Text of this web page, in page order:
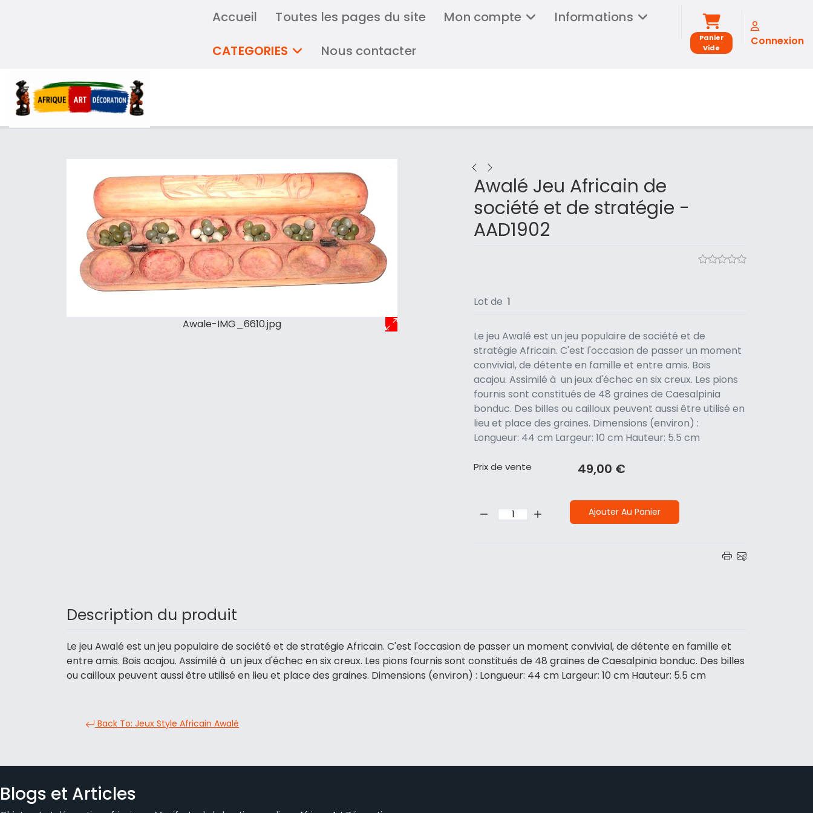
Accueil Toutes les pages du site Mon compte
Informations
CATEGORIES
Nous contacter
Panier
Vide
Connexion
Awale-IMG_6610.jpg
Awalé Jeu Africain de
société et de stratégie -
AAD1902
Lot de 1
Le jeu Awalé est un jeu populaire de société et de
stratégie Africain. C'est l'occasion de passer un moment
convivial, de détente en famille et entre amis. Bois
acajou. Assimilé à un jeux d'échec en six creux. Les pions
fournis sont constitués de 48 graines de Caesalpinia
bonduc. Des billes ou cailloux peuvent aussi être utilisé en
lieu et place des graines. Dimensions (environ) :
Longueur: 44 cm Largeur: 10 cm Hauteur: 5.5 cm
Prix ​​de vente 49,00 €
Quantité: Ajouter Au Panier
Description du produit
Le jeu Awalé est un jeu populaire de société et de stratégie Africain. C'est l'occasion de passer un moment convivial, de détente en famille et
entre amis. Bois acajou. Assimilé à un jeux d'échec en six creux. Les pions fournis sont constitués de 48 graines de Caesalpinia bonduc. Des billes
ou cailloux peuvent aussi être utilisé en lieu et place des graines. Dimensions (environ) : Longueur: 44 cm Largeur: 10 cm Hauteur: 5.5 cm
Back To: Jeux Style Africain Awalé
Blogs et Articles